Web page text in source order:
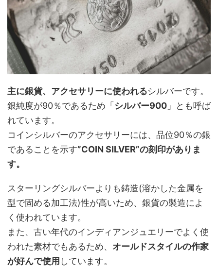
主に銀貨、アクセサリーに使われるシルバーです。
銀純度が90％であるため「 シルバー900 」とも呼ば
れています。
コインシルバーのアクセサリーには、品位90％の銀
であることを示す”COIN SILVER”の刻印がありま
す。
スターリングシルバーよりも鋳造(溶かした金属を
型で固める加工法)性が高いため、銀貨の製造によ
く使われています。
また、古い年代のインディアンジュエリーでよく使
われた素材でもあるため、 オールドスタイルの作家
が好んで使用 しています。